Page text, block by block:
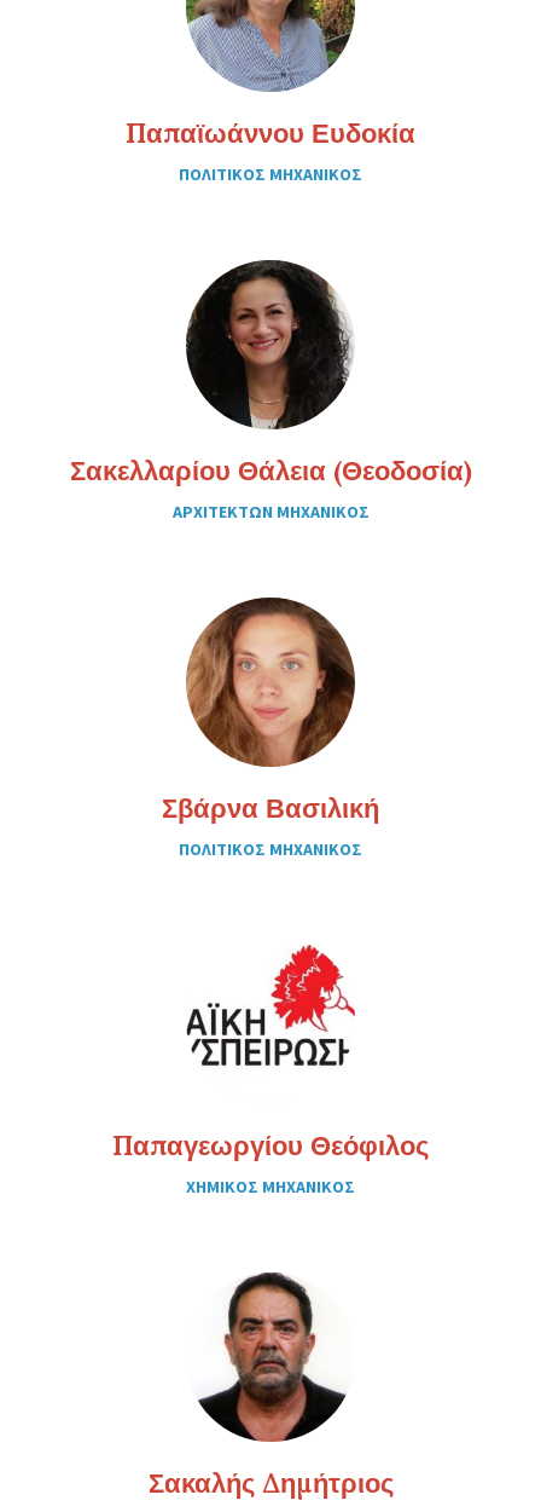
Παπαϊωάννου Ευδοκία
ΠΟΛΙΤΙΚΟΣ ΜΗΧΑΝΙΚΟΣ
Σακελλαρίου Θάλεια (Θεοδοσία)
ΑΡΧΙΤΕΚΤΩΝ ΜΗΧΑΝΙΚΟΣ
Σβάρνα Βασιλική
ΠΟΛΙΤΙΚΟΣ ΜΗΧΑΝΙΚΟΣ
Παπαγεωργίου Θεόφιλος
ΧΗΜΙΚΟΣ ΜΗΧΑΝΙΚΟΣ
Σακαλής Δημήτριος